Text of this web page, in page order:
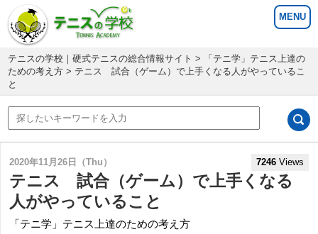
テニスの学校｜硬式テニスの総合情報サイト >
「テニ学」テニス上達の
ための考え方 > テニス 試合（ゲーム）で上手くなる人がやっているこ
と
2020年11月26日（Thu） 7246 Views
テニス 試合（ゲーム）で上手くなる
人がやっていること
「テニ学」テニス上達のための考え方